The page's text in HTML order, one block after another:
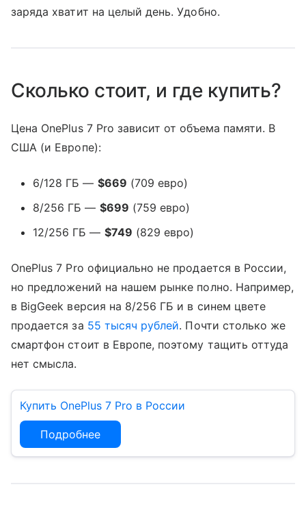
заряда хватит на целый день. Удобно.
Сколько стоит, и где купить?
Цена OnePlus 7 Pro зависит от объема памяти. В
США (и Европе):
6/128 ГБ — $669 (709 евро)
8/256 ГБ — $699 (759 евро)
12/256 ГБ — $749 (829 евро)
OnePlus 7 Pro официально не продается в России,
но предложений на нашем рынке полно. Например,
в BigGeek версия на 8/256 ГБ и в синем цвете
продается за 55 тысяч рублей. Почти столько же
смартфон стоит в Европе, поэтому тащить оттуда
нет смысла.
Купить OnePlus 7 Pro в России
Подробнее